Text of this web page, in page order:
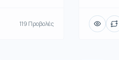
119 Προβολές